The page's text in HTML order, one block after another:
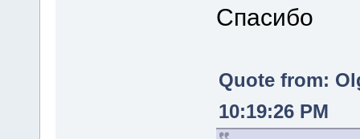
Спасибо
Quote from:
10:19:26 PM